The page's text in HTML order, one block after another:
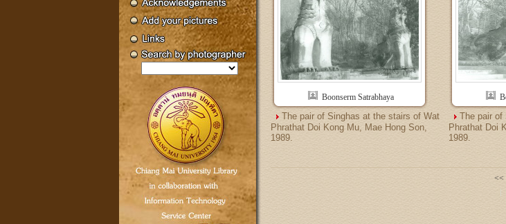
Boonserm Satrabhaya
The pair of Singhas at the stairs of Wat
Phrathat Doi Kong Mu, Mae Hong Son,
1989.
The pair of
Phrathat Doi
1989.
<<